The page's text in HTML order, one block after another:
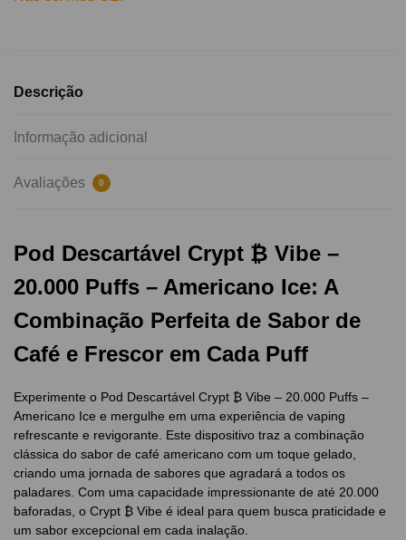
Descrição
Informação adicional
Avaliações 0
Pod Descartável Crypt ₿ Vibe –
20.000 Puffs – Americano Ice: A
Combinação Perfeita de Sabor de
Café e Frescor em Cada Puff
Experimente o Pod Descartável Crypt ₿ Vibe – 20.000 Puffs –
Americano Ice e mergulhe em uma experiência de vaping
refrescante e revigorante. Este dispositivo traz a combinação
clássica do sabor de café americano com um toque gelado,
criando uma jornada de sabores que agradará a todos os
paladares. Com uma capacidade impressionante de até 20.000
baforadas, o Crypt ₿ Vibe é ideal para quem busca praticidade e
um sabor excepcional em cada inalação.